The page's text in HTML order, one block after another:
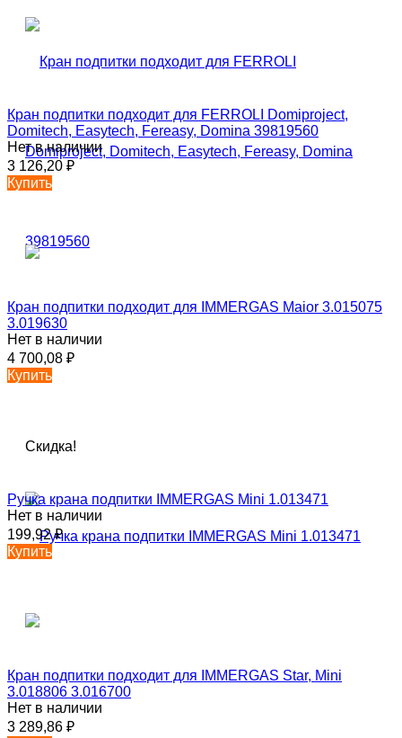
Кран подпитки подходит для FERROLI Domiproject,
Domitech, Easytech, Fereasy, Domina 39819560
Нет в наличии
3 126,20 ₽
Купить
Кран подпитки подходит для IMMERGAS Maior 3.015075
3.019630
Нет в наличии
4 700,08 ₽
Купить
Скидка!
Ручка крана подпитки IMMERGAS Mini 1.013471
Нет в наличии
199,92₽
Купить
Кран подпитки подходит для IMMERGAS Star, Mini
3.018806 3.016700
Нет в наличии
3 289,86 ₽